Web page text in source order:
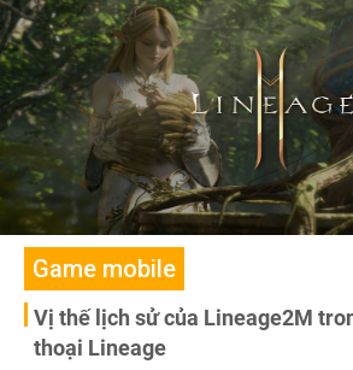
Game mobile
Vị thế lịch sử của Lineage2M
thoại Lineage